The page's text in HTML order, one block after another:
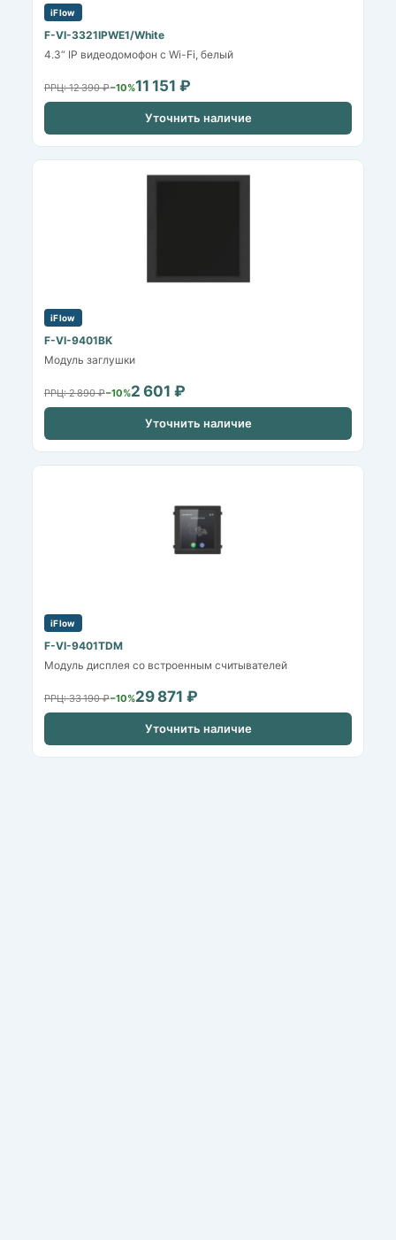
iFlow
F-VI-3321IPWE1/White
4.3“ IP видеодомофон с Wi-Fi, белый
РРЦ: 12 390 ₽−10%11 151 ₽
Уточнить наличие
iFlow
F-VI-9401BK
Модуль заглушки
РРЦ: 2 890 ₽−10%2 601 ₽
Уточнить наличие
iFlow
F-VI-9401TDM
Модуль дисплея со встроенным считывателей
РРЦ: 33 190 ₽−10%29 871 ₽
Уточнить наличие